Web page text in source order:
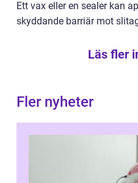
Ett vax eller en sealer kan
skyddande barriär mot
Läs fler
Fler nyheter